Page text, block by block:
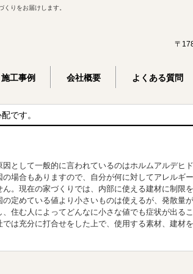
りをお届けします。
〒
施工事例 会社概要 よくある質問
です。
因として一般的に言われているのはホルムアルデヒ
の場合もありますので、自分が何に対してアレルギ
ん。現在の家づくりでは、内部に使える建材に制限
の定めている値より小さいものは使えるが、発散量
、住む人によってどんなに小さな値でも症状が出る
は充分に打合せをした上で、使用する素材、建材